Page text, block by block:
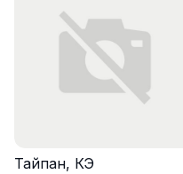
Тайпан, КЭ